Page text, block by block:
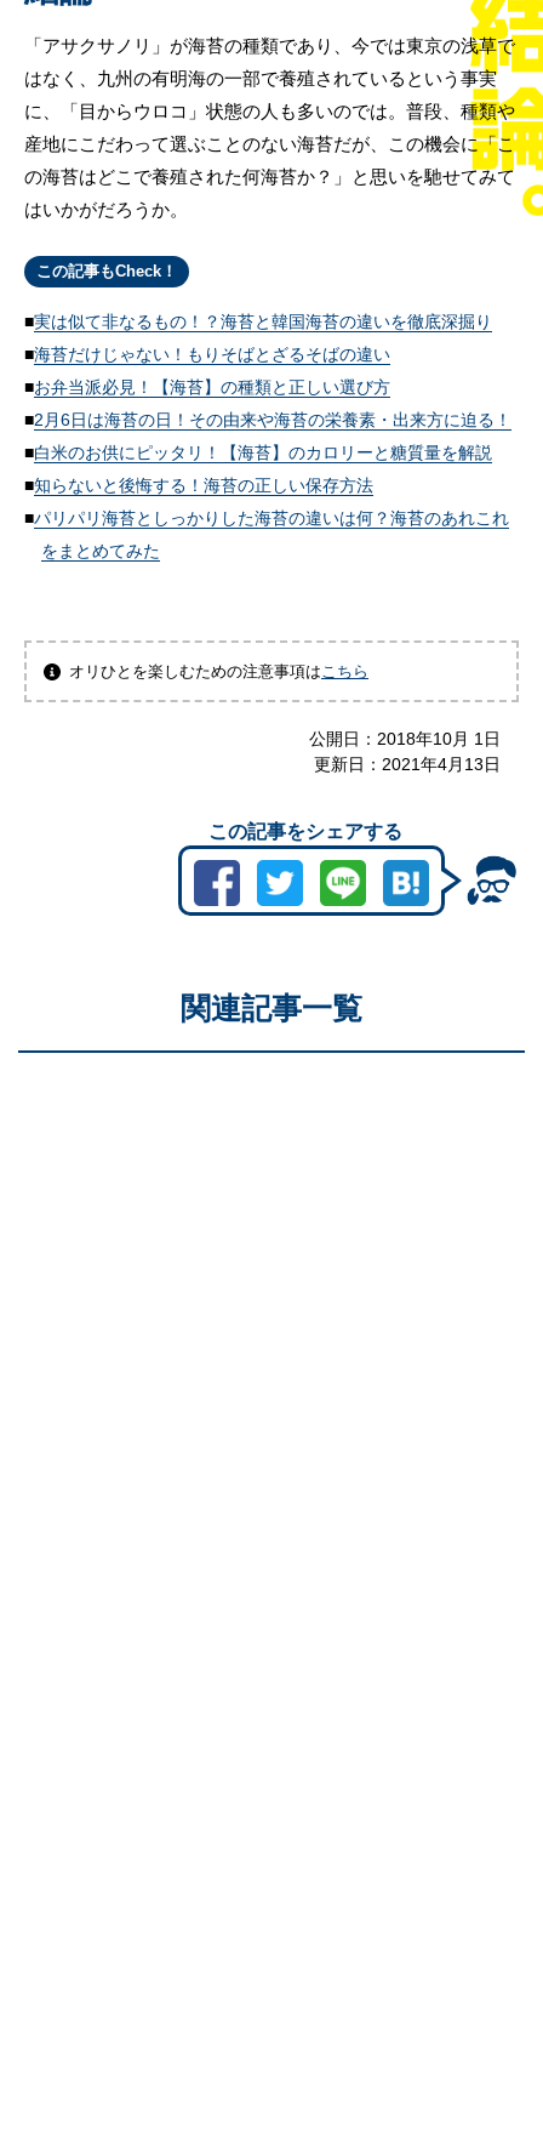
「アサクサノリ」が海苔の種類であり、今では東京の浅草で
はなく、九州の有明海の一部で養殖されているという事実
に、「目からウロコ」状態の人も多いのでは。普段、種類や
産地にこだわって選ぶことのない海苔だが、この機会に「こ
の海苔はどこで養殖された何海苔か？」と思いを馳せてみて
はいかがだろうか。
この記事もCheck！
実は似て非なるもの！？海苔と韓国海苔の違いを徹底深掘り
海苔だけじゃない！もりそばとざるそばの違い
お弁当派必見！【海苔】の種類と正しい選び方
2月6日は海苔の日！その由来や海苔の栄養素・出来方に迫る！
白米のお供にピッタリ！【海苔】のカロリーと糖質量を解説
知らないと後悔する！海苔の正しい保存方法
パリパリ海苔としっかりした海苔の違いは何？海苔のあれこれ
をまとめてみた
オリひとを楽しむための注意事項は こちら
公開日： 2018年10月 1日
更新日： 2021年4月13日
この記事をシェアする
関連記事一覧